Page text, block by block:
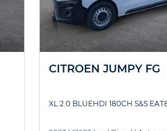
CITROEN JUMPY FG
XL 2.0 BLUEHDI 180CH S&S